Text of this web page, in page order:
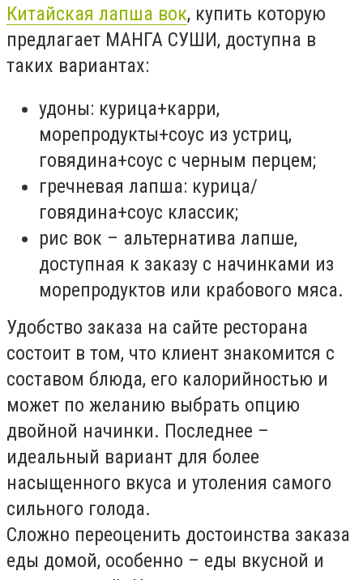
Китайская лапша вок, купить которую
предлагает МАНГА СУШИ, доступна в
таких вариантах:
удоны: курица+карри,
морепродукты+соус из устриц,
говядина+соус с черным перцем;
гречневая лапша: курица/
говядина+соус классик;
рис вок – альтернатива лапше,
доступная к заказу с начинками из
морепродуктов или крабового мяса.
Удобство заказа на сайте ресторана
состоит в том, что клиент знакомится с
составом блюда, его калорийностью и
может по желанию выбрать опцию
двойной начинки. Последнее –
идеальный вариант для более
насыщенного вкуса и утоления самого
сильного голода.
Сложно переоценить достоинства заказа
еды домой, особенно – еды вкусной и